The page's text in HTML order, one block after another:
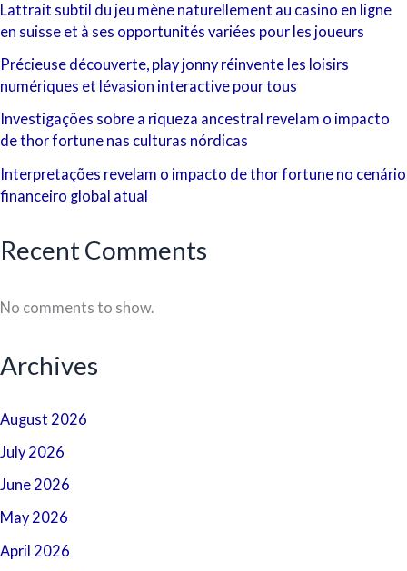
Lattrait subtil du jeu mène naturellement au casino en ligne
en suisse et à ses opportunités variées pour les joueurs
Précieuse découverte, play jonny réinvente les loisirs
numériques et lévasion interactive pour tous
Investigações sobre a riqueza ancestral revelam o impacto
de thor fortune nas culturas nórdicas
Interpretações revelam o impacto de thor fortune no cenário
financeiro global atual
Recent Comments
No comments to show.
Archives
August 2026
July 2026
June 2026
May 2026
April 2026